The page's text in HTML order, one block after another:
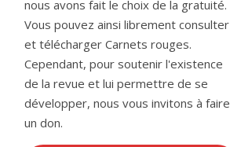
nous avons fait le choix de la gratuité.
Vous pouvez ainsi librement consulter
et télécharger Carnets rouges.
Cependant, pour soutenir l'existence
de la revue et lui permettre de se
développer, nous vous invitons à faire
un don.